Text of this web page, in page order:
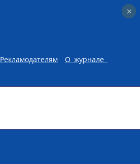
Рекламодателям
О журнале
×
×